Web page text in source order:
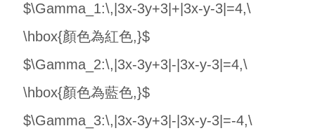
$\Gamma_1:\,|3x-3y+3|+|3x-y-3|=4,\
\hbox{顏色為紅色,}$
$\Gamma_2:\,|3x-3y+3|-|3x-y-3|=4,\
\hbox{顏色為藍色,}$
$\Gamma_3:\,|3x-3y+3|-|3x-y-3|=-4,\